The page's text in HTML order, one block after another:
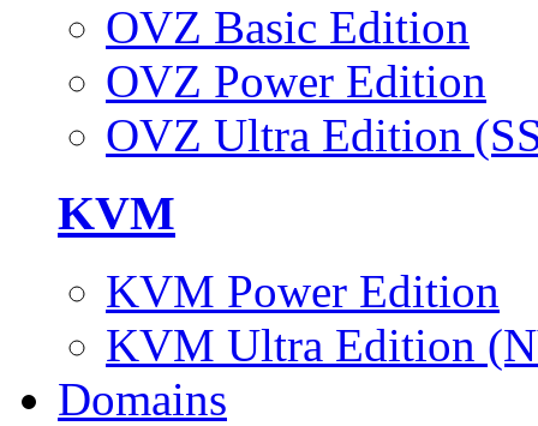
OVZ Basic Edition
OVZ Power Edition
OVZ Ultra Edition
KVM
KVM Power Edition
KVM Ultra Edition
Domains